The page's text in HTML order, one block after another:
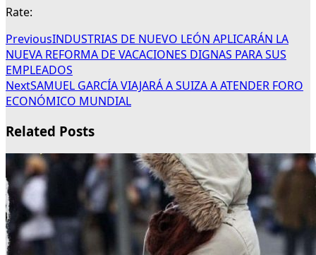
Rate:
PreviousINDUSTRIAS DE NUEVO LEÓN APLICARÁN LA
NUEVA REFORMA DE VACACIONES DIGNAS PARA SUS
EMPLEADOS
NextSAMUEL GARCÍA VIAJARÁ A SUIZA A ATENDER FORO
ECONÓMICO MUNDIAL
Related Posts